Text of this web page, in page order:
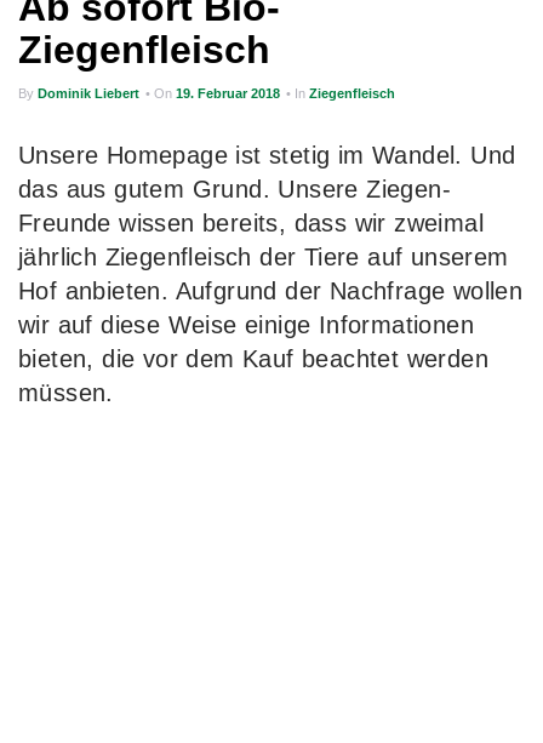
i
Ziegenfleisch
By Dominik Liebert • On 19. Februar 2018 • In Ziegenfleisch
Unsere Homepage ist stetig im Wandel. Und
das aus gutem Grund. Unsere Ziegen-
Freunde wissen bereits, dass wir zweimal
jährlich Ziegenfleisch der Tiere auf unserem
Hof anbieten. Aufgrund der Nachfrage wollen
wir auf diese Weise einige Informationen
bieten, die vor dem Kauf beachtet werden
müssen.